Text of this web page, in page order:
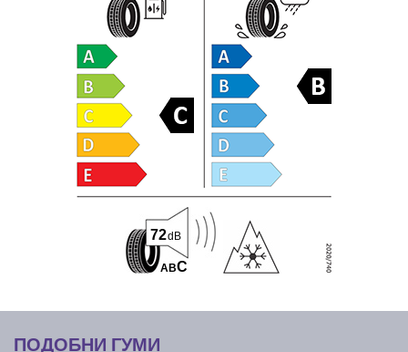
ABC
72dB
ПОДОБНИ ГУМИ